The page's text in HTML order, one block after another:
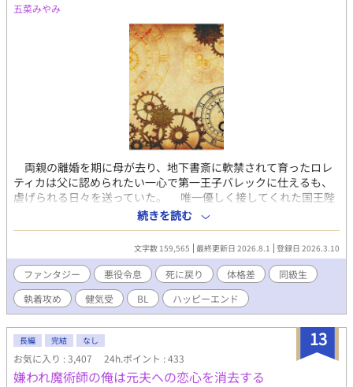
五菜みやみ
両親の離婚を期に母が去り、地下書斎に軟禁されて育ったロレ
ティカは父に認められたい一心で第一王子バレックに仕えるも、
虐げられる日々を送っていた。 唯一優しく接してくれた国王陛
下が崩御し絶望する中、異母兄弟の後継者争いに終止符が打たれ
ると、即位したバレックと王太后による恐怖政治が始まった。
前陛下を亡くした悲しみに囚われていたロレティカは国を崩壊さ
せようと動き、その後、王弟レイリスよる反乱が起こる。 敗れ
たバレックは家臣と共に投獄され、ロレティカも地下牢へ繋がれ
る。 そこでレイリスの護衛騎士サルクの優しさに触れ、無償の
温もりを注がれて恋を知り……。 処刑寸前に「今度はサルクの
ために生きたい」と願いながら断罪されたが、目覚めると登城前
に時間が巻き戻っていて──！？ いいね、エール、感想、とても
励みになります！ ※注意事項※ 7話〜28話くらいまで、お家騒動
編と思って読んでください。後の方にならないと攻めキャラのサ
ルクは登場しません。
続きを読む
文字数 159,565 最終更新日 2026.8.1 登録日 2026.3.10
ファンタジー 悪役令息 死に戻り 体格差
同級生
執着攻め
健気受 BL ハッピーエンド
13
長編 完結 なし
お気に入り : 3,407 24h.ポイント : 433
嫌われ魔術師の俺は元夫への恋心を消去する